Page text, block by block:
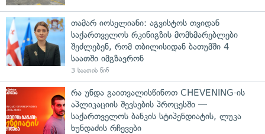
თამარ იოსელიანი: აგვისტოს თვიდან
საქართველოს რკინიგზის მომხმარებლები
შეძლებენ, რომ თბილისიდან ბათუმში 4
საათში იმგზავრონ
3 საათის წინ
რა უნდა გაითვალისწინოთ CHEVENING-ის
აპლიკაციის შევსების პროცესში —
საქართველოს ბანკის სტიპენდიატის, ლუკა
ხუნდაძის რჩევები